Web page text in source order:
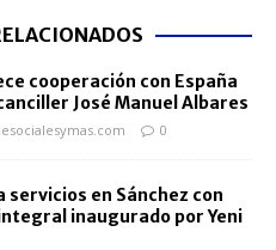
cooperación con España
José Manuel Albares
0
servicios en Sánchez con
inaugurado por Yeni